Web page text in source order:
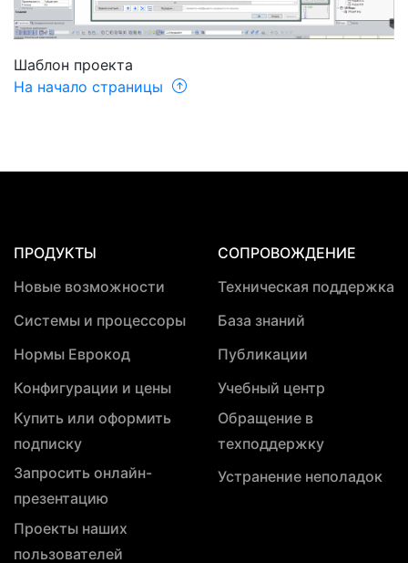
Шаблон проекта
На начало страницы
ПРОДУКТЫ
Новые возможности
Системы и процессоры
Нормы Еврокод
Конфигурации и цены
Купить или оформить
подписку
Запросить онлайн-
презентацию
Проекты наших
пользователей
СОПРОВОЖДЕНИЕ
Техническая поддержка
База знаний
Публикации
Учебный центр
Обращение в
техподдержку
Устранение неполадок